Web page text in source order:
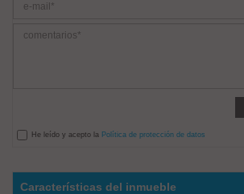
He leído y acepto la Política de protección de datos
Características del inmueble